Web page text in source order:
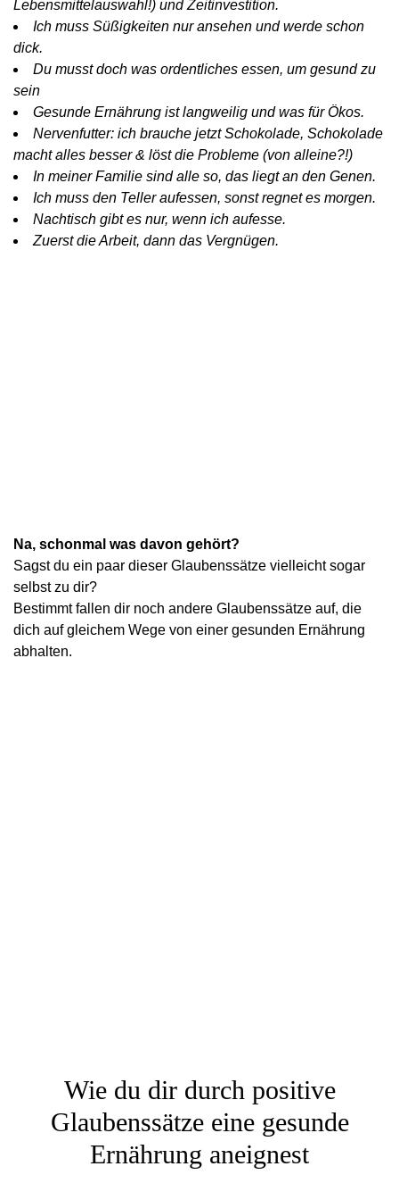
Lebensmittelauswahl!) und Zeitinvestition.
Ich muss Süßigkeiten nur ansehen und werde schon
dick.
Du musst doch was ordentliches essen, um gesund zu
sein
Gesunde Ernährung ist langweilig und was für Ökos.
Nervenfutter: ich brauche jetzt Schokolade, Schokolade
macht alles besser & löst die Probleme (von alleine?!)
In meiner Familie sind alle so, das liegt an den Genen.
Ich muss den Teller aufessen, sonst regnet es morgen.
Nachtisch gibt es nur, wenn ich aufesse.
Zuerst die Arbeit, dann das Vergnügen.
Na, schonmal was davon gehört?
Sagst du ein paar dieser Glaubenssätze vielleicht sogar
selbst zu dir?
Bestimmt fallen dir noch andere Glaubenssätze auf, die
dich auf gleichem Wege von einer gesunden Ernährung
abhalten.
Wie du dir durch positive
Glaubenssätze eine gesunde
Ernährung aneignest